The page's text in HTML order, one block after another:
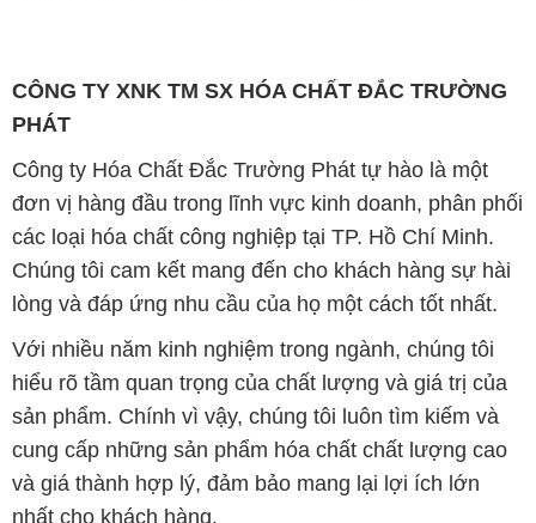
CÔNG TY XNK TM SX HÓA CHẤT ĐẮC TRƯỜNG
PHÁT
Công ty Hóa Chất Đắc Trường Phát tự hào là một
đơn vị hàng đầu trong lĩnh vực kinh doanh, phân phối
các loại hóa chất công nghiệp tại TP. Hồ Chí Minh.
Chúng tôi cam kết mang đến cho khách hàng sự hài
lòng và đáp ứng nhu cầu của họ một cách tốt nhất.
Với nhiều năm kinh nghiệm trong ngành, chúng tôi
hiểu rõ tầm quan trọng của chất lượng và giá trị của
sản phẩm. Chính vì vậy, chúng tôi luôn tìm kiếm và
cung cấp những sản phẩm hóa chất chất lượng cao
và giá thành hợp lý, đảm bảo mang lại lợi ích lớn
nhất cho khách hàng.